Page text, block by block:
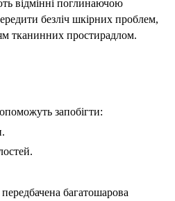
відмінні поглинаючою
безліч шкірних проблем,
тканинних простирадлом.
запобігти:
багатошарова